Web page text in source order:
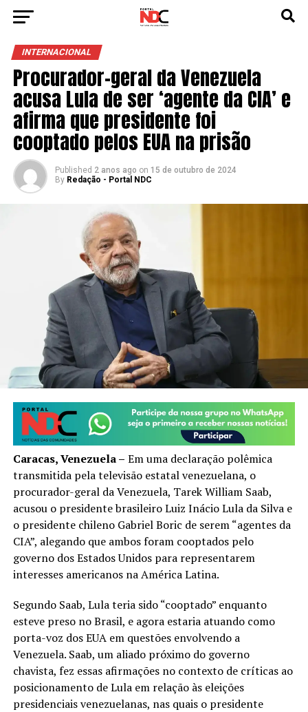
INTERNACIONAL
Procurador-geral da Venezuela
acusa Lula de ser ‘agente da CIA’ e
afirma que presidente foi
cooptado pelos EUA na prisão
Published 2 anos ago on 15 de outubro de 2024
By Redação - Portal NDC
Caracas, Venezuela – Em uma declaração polêmica
transmitida pela televisão estatal venezuelana, o
procurador-geral da Venezuela, Tarek William Saab,
acusou o presidente brasileiro Luiz Inácio Lula da Silva e
o presidente chileno Gabriel Boric de serem “agentes da
CIA”, alegando que ambos foram cooptados pelo
governo dos Estados Unidos para representarem
interesses americanos na América Latina.
Segundo Saab, Lula teria sido “cooptado” enquanto
esteve preso no Brasil, e agora estaria atuando como
porta-voz dos EUA em questões envolvendo a
Venezuela. Saab, um aliado próximo do governo
chavista, fez essas afirmações no contexto de críticas ao
posicionamento de Lula em relação às eleições
presidenciais venezuelanas, nas quais o presidente